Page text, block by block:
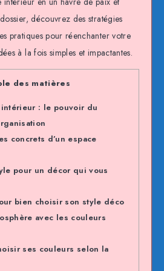
découvrez des stratégies
pratiques pour réenchanter votre
à la fois simples et impactantes.
des matières
intérieur : le pouvoir du
concrets d’un espace
pour un décor qui vous
bien choisir son style déco
avec les couleurs
ses couleurs selon la